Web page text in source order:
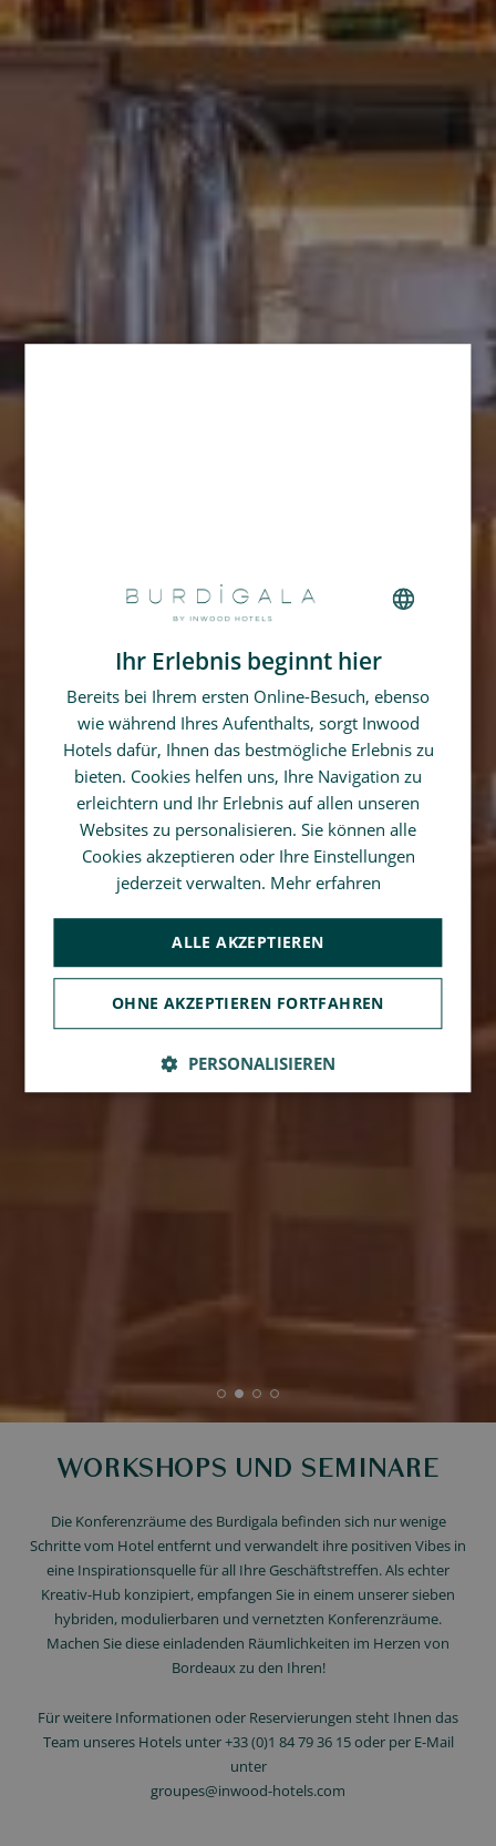
WORKSHOPS UND SEMINARE
Die Konferenzräume des Burdigala befinden sich nur wenige
Schritte vom Hotel entfernt und verwandelt ihre positiven Vibes in
eine Inspirationsquelle für all Ihre Geschäftstreffen. Als echter
Kreativ-Hub konzipiert, empfangen Sie in einem unserer sieben
hybriden, modulierbaren und vernetzten Konferenzräume.
Machen Sie diese einladenden Räumlichkeiten im Herzen von
Bordeaux zu den Ihren!
Für weitere Informationen oder Reservierungen steht Ihnen das
Team unseres Hotels unter +33 (0)1 84 79 36 15 oder per E-Mail
unter
groupes@inwood-hotels.com
FRENCH
GERMAN
SPANISH
CHINESE (SIMPLIFIED)
ENGLISH
Ihr Erlebnis beginnt hier
Bereits bei Ihrem ersten Online-Besuch, ebenso
wie während Ihres Aufenthalts, sorgt Inwood
Hotels dafür, Ihnen das bestmögliche Erlebnis zu
bieten. Cookies helfen uns, Ihre Navigation zu
erleichtern und Ihr Erlebnis auf allen unseren
Websites zu personalisieren. Sie können alle
Cookies akzeptieren oder Ihre Einstellungen
jederzeit verwalten. Mehr erfahren
ALLE AKZEPTIEREN
OHNE AKZEPTIEREN FORTFAHREN
PERSONALISIEREN